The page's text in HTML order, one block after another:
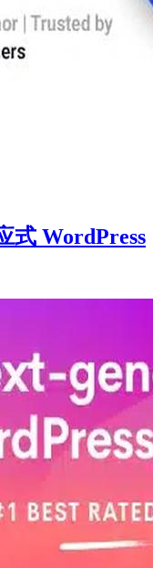
式 WordPress